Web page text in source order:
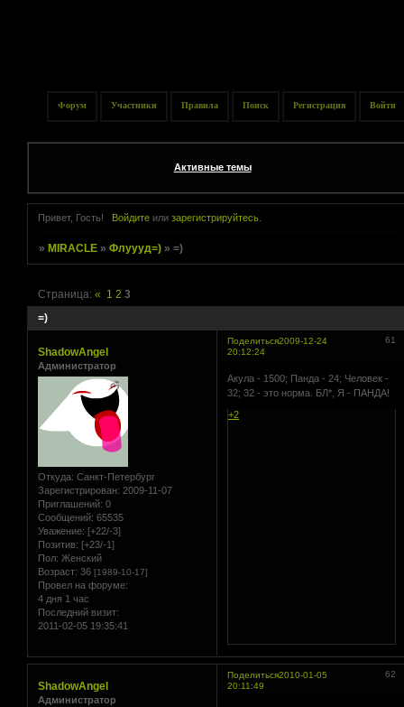
Форум Участники Правила Поиск Регистрация Войти
Активные темы
Привет, Гость! Войдитеили зарегистрируйтесь.
»MIRACLE »Флуууд=) »=)
=)
Страница:« 1 2 3
Поделиться 61
2009-12-24
20:12:24
ShadowAngel
Администратор
Откуда: Санкт-Петербург
Зарегистрирован: 2009-11-07
Приглашений: 0
Сообщений: 65535
Уважение: [+22/-3]
Позитив: [+23/-1]
Пол: Женский
Возраст: 36 [1989-10-17]
Провел на форуме:
4 дня 1 час
Последний визит:
2011-02-05 19:35:41
Акула - 1500; Панда - 24; Человек -
32; 32 - это норма. БЛ*, Я - ПАНДА!
+2
Поделиться 62
2010-01-05
20:11:49
ShadowAngel
Администратор